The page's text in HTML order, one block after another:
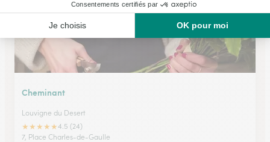
Cheminant
Louvigne du Desert
★★★★★4.5 (24)
7, Place Charles-de-Gaulle